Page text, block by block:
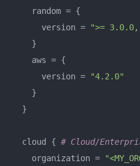
    random = {
      version =
">=
    }
    aws = {
      version =
"4.2.0"
    }
  }
  cloud {
# Cloud/
    organization =